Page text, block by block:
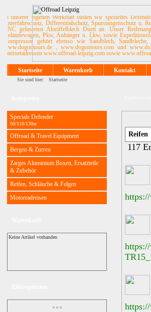
In unserer eigenen Werkstatt stellen wir spezielles
Unterfahrschutz, Differentialschutz, Spurstangenschutz u.
CNC gelaserten Aluriffelblech Duett an. Unser
Geländewagen, Pkw, Anhänger u. Lkw, sowie
Kompressor gehört ebenso wie Sandblech,
www.dogontours.de , www.dogontours.com und
Internetadressen www.offroad-leipzig.com sowie
Startseite Warenkorb Kontakt
Sie sind hier: Startseite
Specials Defender
90/110/130er
Offroad & Travel Equipment
Bergen & Zurren
Zarges Aluminium Boxen, Ersatzteile
& Zubehör
Reifen, Schläuche & Felgen
Motorradreisen
Keine Artikel vorhanden
117